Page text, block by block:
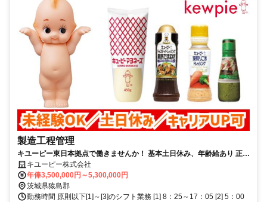
製造工程管理
キユーピー東日本拠点で働きませんか！ 基本土日休み、年齢給あり 正社
員としてジックリ働きたい方歓迎！
キユーピー株式会社
年俸3,500,000円～5,300,000円
茨城県猿島郡
勤務時間 原則以下[1]～[3]のシフト業務 [1] 8：25～17：05 [2] 5：00